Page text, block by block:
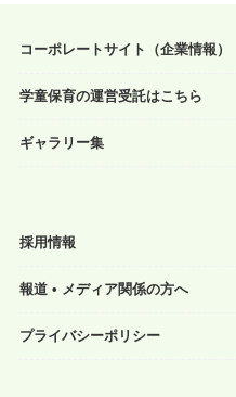
コーポレートサイト（企業情報）
学童保育の運営受託はこちら
ギャラリー集
採用情報
報道 • メディア関係の方へ
プライバシーポリシー